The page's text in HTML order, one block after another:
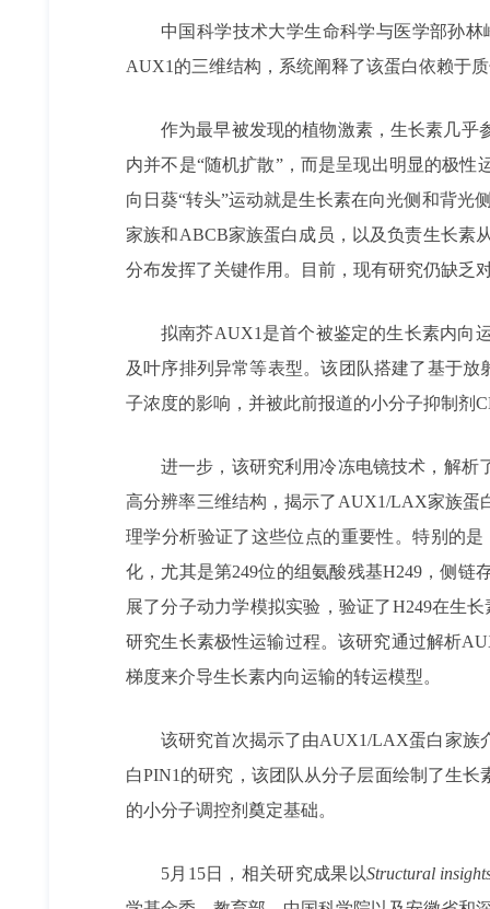
中国科学技术大学生命科学与医学部孙
AUX1的三维结构，系统阐释了该蛋白依赖于
作为最早被发现的植物激素，生长素几乎
内并不是“随机扩散”，而是呈现出明显的极
向日葵“转头”运动就是生长素在向光侧和背光
家族和ABCB家族蛋白成员，以及负责生长素
分布发挥了关键作用。目前，现有研究仍缺乏
拟南芥AUX1是首个被鉴定的生长素内向
及叶序排列异常等表型。该团队搭建了基于
子浓度的影响，并被此前报道的小分子抑制剂
进一步，该研究利用冷冻电镜技术，解
高分辨率三维结构，揭示了AUX1/LAX家族蛋
理学分析验证了这些位点的重要性。特别的
化，尤其是第249位的组氨酸残基H249，侧
展了分子动力学模拟实验，验证了H249在生
研究生长素极性运输过程。该研究通过解析
梯度来介导生长素内向运输的转运模型。
该研究首次揭示了由AUX1/LAX蛋白家族
白PIN1的研究，该团队从分子层面绘制了生
的小分子调控剂奠定基础。
5月15日，相关研究成果以Structural